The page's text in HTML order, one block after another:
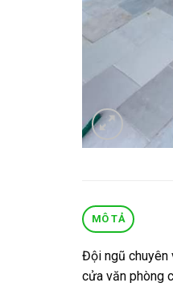
MÔ TẢ
Đội ngũ chuyên
cửa văn phòng